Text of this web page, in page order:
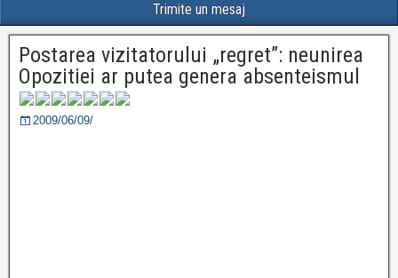
Trimite un mesaj
Postarea vizitatorului „regret”: neunirea
Opozitiei ar putea genera absenteismul
2009/06/09/